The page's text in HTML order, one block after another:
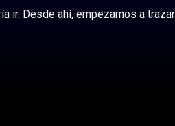
ir. Desde ahí, empezamos a